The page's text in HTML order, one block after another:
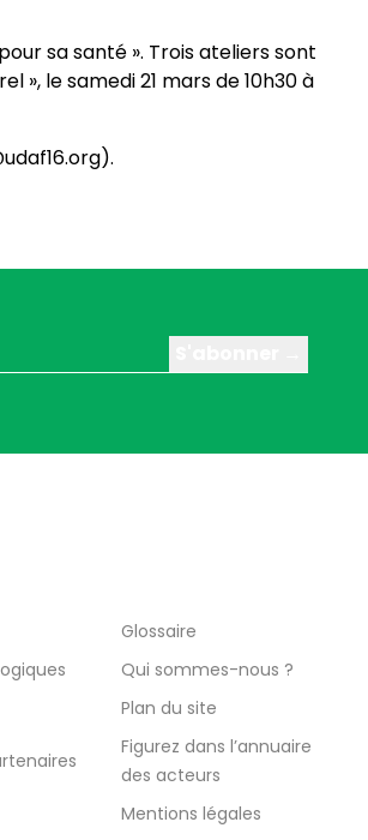
sa santé ». Trois ateliers sont
», le samedi 21 mars de 10h30 à
Glossaire
Qui sommes-nous ?
Plan du site
Figurez dans l’annuaire
des acteurs
Mentions légales